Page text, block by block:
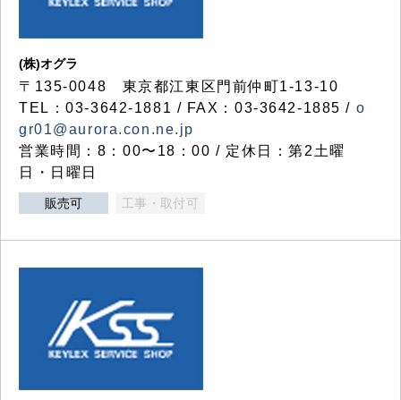
(株)オグラ
〒135-0048 東京都江東区門前仲町1-13-10
TEL：03-3642-1881 / FAX：03-3642-1885 / o
gr01@aurora.con.ne.jp
営業時間：8：00〜18：00 / 定休日：第2土曜
日・日曜日
販売可 工事・取付可